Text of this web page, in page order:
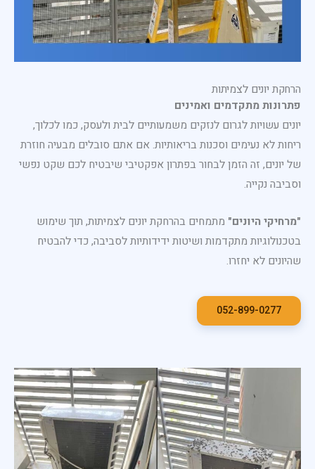
הרחקת יונים לצמיתות
פתרונות מתקדמים ואמינים
יונים עשויות לגרום לנזקים משמעותיים לבית ולעסק, כמו לכלוך,
ריחות לא נעימים וסכנות בריאותיות. אם אתם סובלים מבעיה חוזרת
של יונים, זה הזמן לבחור בפתרון אפקטיבי שיבטיח לכם שקט נפשי
וסביבה נקייה.
"מרחיקי היונים" מתמחים בהרחקת יונים לצמיתות, תוך שימוש
בטכנולוגיות מתקדמות ושיטות ידידותיות לסביבה, כדי להבטיח
שהיונים לא יחזרו.
052-899-0277